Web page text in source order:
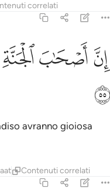
correlati
ان اصحاب الجنة اليوم في شغل
إِنَّ أَصْحَـٰبَ ٱلْجَنَّةِ ٱلْيَوْمَ فِى
ﱁﱂﱃ
ﱈ
avranno gioiosa
Contenuti correlati